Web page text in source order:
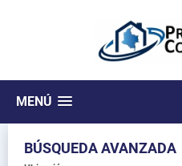
MENÚ
BÚSQUEDA AVANZADA